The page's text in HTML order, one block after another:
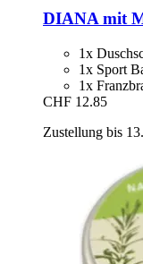
DIANA mit
1x
1x Sport
1x
CHF 12.85
Zustellung bis